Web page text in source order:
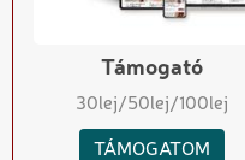
Támogató
30lej/50lej/100lej
TÁMOGATOM